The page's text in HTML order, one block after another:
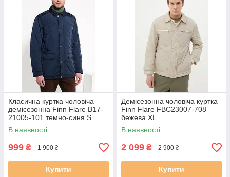
Класична куртка чоловіча
демісезонна Finn Flare B17-
21005-101 темно-синя S
В наявності
999 ₴ 1 900 ₴
Купити
Демісезонна чоловіча куртка
Finn Flare FBC23007-708
бежева XL
В наявності
2 099 ₴ 2 900 ₴
Купити